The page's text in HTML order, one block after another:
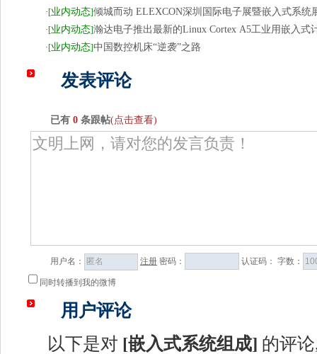
·[业内动态]倾城而动 ELEXCON深圳国际电子展暨嵌入式系统
·[业内动态]瀚达电子推出最新的Linux Cortex A5工业用嵌入式
·[业内动态]中国数控机床“逆袭”之路
发表评论
已有 0 条跟帖(点击查看)
用户名： 注册 密码： 认证码： 字数：
同时转播到我的微博
用户评论
以下是对 [嵌入式系统组成] 的评